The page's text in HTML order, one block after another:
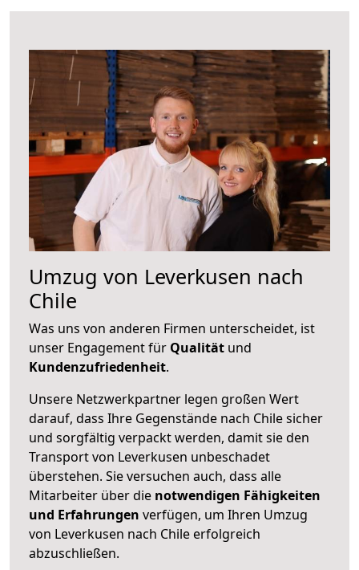
Umzug von Leverkusen nach
Chile
Was uns von anderen Firmen unterscheidet, ist
unser Engagement für Qualität und
Kundenzufriedenheit.
Unsere Netzwerkpartner legen großen Wert
darauf, dass Ihre Gegenstände nach Chile sicher
und sorgfältig verpackt werden, damit sie den
Transport von Leverkusen unbeschadet
überstehen. Sie versuchen auch, dass alle
Mitarbeiter über die notwendigen Fähigkeiten
und Erfahrungen verfügen, um Ihren Umzug
von Leverkusen nach Chile erfolgreich
abzuschließen.